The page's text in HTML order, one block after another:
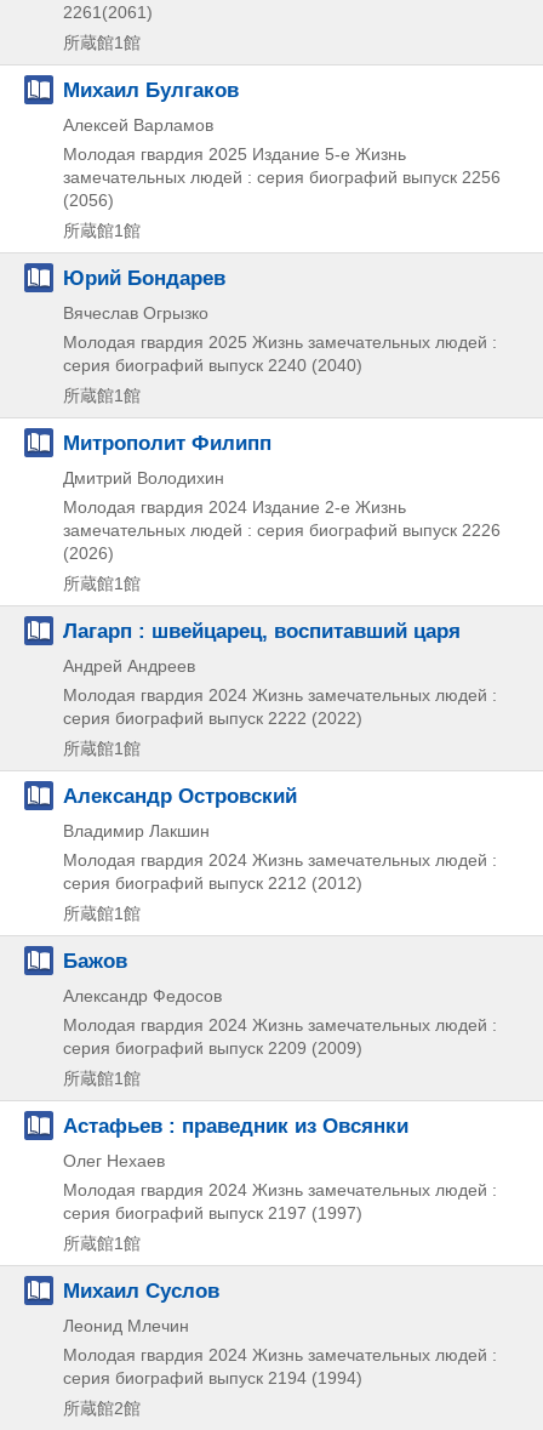
2261(2061)
所蔵館1館
Михаил Булгаков
Алексей Варламов
Молодая гвардия 2025 Издание 5-е Жизнь
замечательных людей : серия биографий выпуск 2256
(2056)
所蔵館1館
Юрий Бондарев
Вячеслав Огрызко
Молодая гвардия 2025 Жизнь замечательных людей :
серия биографий выпуск 2240 (2040)
所蔵館1館
Митрополит Филипп
Дмитрий Володихин
Молодая гвардия 2024 Издание 2-е Жизнь
замечательных людей : серия биографий выпуск 2226
(2026)
所蔵館1館
Лагарп : швейцарец, воспитавший царя
Андрей Андреев
Молодая гвардия 2024 Жизнь замечательных людей :
серия биографий выпуск 2222 (2022)
所蔵館1館
Александр Островский
Владимир Лакшин
Молодая гвардия 2024 Жизнь замечательных людей :
серия биографий выпуск 2212 (2012)
所蔵館1館
Бажов
Александр Федосов
Молодая гвардия 2024 Жизнь замечательных людей :
серия биографий выпуск 2209 (2009)
所蔵館1館
Астафьев : праведник из Овсянки
Олег Нехаев
Молодая гвардия 2024 Жизнь замечательных людей :
серия биографий выпуск 2197 (1997)
所蔵館1館
Михаил Суслов
Леонид Млечин
Молодая гвардия 2024 Жизнь замечательных людей :
серия биографий выпуск 2194 (1994)
所蔵館2館